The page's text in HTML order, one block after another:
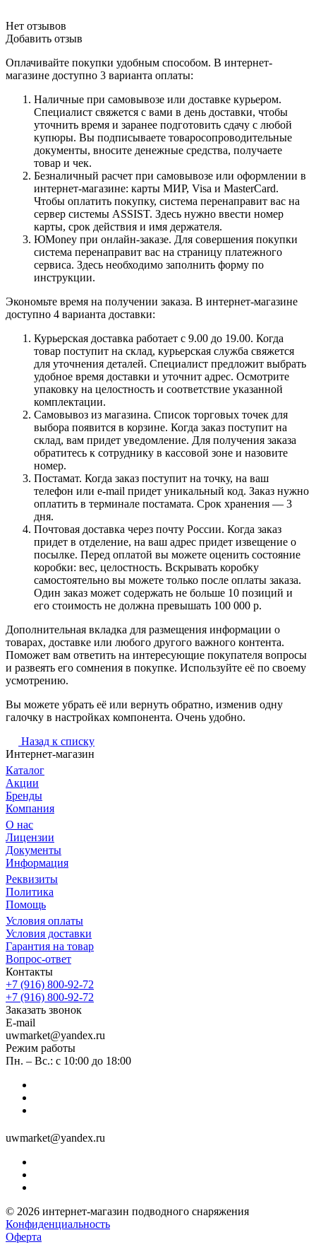
Нет отзывов
Добавить отзыв
Оплачивайте покупки удобным способом. В интернет-
магазине доступно 3 варианта оплаты:
Наличные при самовывозе или доставке курьером.
Специалист свяжется с вами в день доставки, чтобы
уточнить время и заранее подготовить сдачу с любой
купюры. Вы подписываете товаросопроводительные
документы, вносите денежные средства, получаете
товар и чек.
Безналичный расчет при самовывозе или оформлении в
интернет-магазине: карты МИР, Visa и MasterCard.
Чтобы оплатить покупку, система перенаправит вас на
сервер системы ASSIST. Здесь нужно ввести номер
карты, срок действия и имя держателя.
ЮMoney при онлайн-заказе. Для совершения покупки
система перенаправит вас на страницу платежного
сервиса. Здесь необходимо заполнить форму по
инструкции.
Экономьте время на получении заказа. В интернет-магазине
доступно 4 варианта доставки:
Курьерская доставка работает с 9.00 до 19.00. Когда
товар поступит на склад, курьерская служба свяжется
для уточнения деталей. Специалист предложит выбрать
удобное время доставки и уточнит адрес. Осмотрите
упаковку на целостность и соответствие указанной
комплектации.
Самовывоз из магазина. Список торговых точек для
выбора появится в корзине. Когда заказ поступит на
склад, вам придет уведомление. Для получения заказа
обратитесь к сотруднику в кассовой зоне и назовите
номер.
Постамат. Когда заказ поступит на точку, на ваш
телефон или e-mail придет уникальный код. Заказ нужно
оплатить в терминале постамата. Срок хранения — 3
дня.
Почтовая доставка через почту России. Когда заказ
придет в отделение, на ваш адрес придет извещение о
посылке. Перед оплатой вы можете оценить состояние
коробки: вес, целостность. Вскрывать коробку
самостоятельно вы можете только после оплаты заказа.
Один заказ может содержать не больше 10 позиций и
его стоимость не должна превышать 100 000 р.
Дополнительная вкладка для размещения информации о
товарах, доставке или любого другого важного контента.
Поможет вам ответить на интересующие покупателя вопросы
и развеять его сомнения в покупке. Используйте её по своему
усмотрению.
Вы можете убрать её или вернуть обратно, изменив одну
галочку в настройках компонента. Очень удобно.
Назад к списку
Интернет-магазин
Каталог
Акции
Бренды
Компания
О нас
Лицензии
Документы
Информация
Реквизиты
Политика
Помощь
Условия оплаты
Условия доставки
Гарантия на товар
Вопрос-ответ
Контакты
+7 (916) 800-92-72
+7 (916) 800-92-72
Заказать звонок
E-mail
uwmarket@yandex.ru
Режим работы
Пн. – Вс.: с 10:00 до 18:00
uwmarket@yandex.ru
© 2026 интернет-магазин подводного снаряжения
Конфиденциальность
Оферта